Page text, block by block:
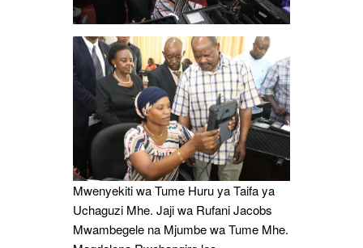
Mwenyekiti wa Tume Huru ya Taifa ya
Uchaguzi Mhe. Jaji wa Rufani Jacobs
Mwambegele na Mjumbe wa Tume Mhe.